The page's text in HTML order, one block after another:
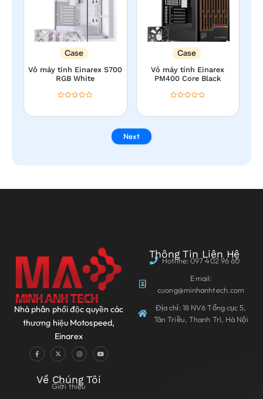
Case
Vỏ máy tính Einarex S700
RGB White
Case
Vỏ máy tính Einarex
PM400 Core Black
Next
Nhà phân phối độc quyền các
thương hiệu Motospeed,
Einarex
Thông Tin Liên Hệ
Hotline: 097 402 96 60
Email:
cuong@minhanhtech.com
Địa chỉ: 18 NV6 Tổng cục 5,
Tân Triều, Thanh Trì, Hà Nội
Về Chúng Tôi
Giới thiệu